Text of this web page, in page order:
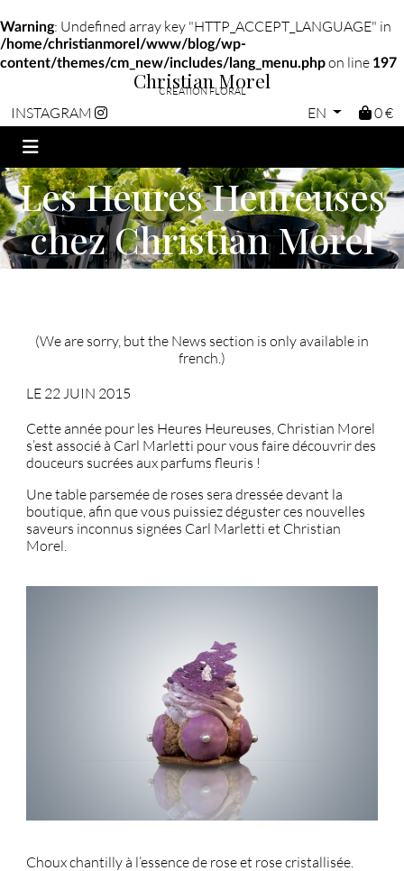
Warning: Undefined array key "HTTP_ACCEPT_LANGUAGE" in
/home/christianmorel/www/blog/wp-
content/themes/cm_new/includes/lang_menu.phpon line 197
INSTAGRAM
Christian Morel
CRÉATION FLORAL
EN 0 €
Les Heures Heureuses
chez Christian Morel
(We are sorry, but the News section is only available in
french.)
LE 22 JUIN 2015
Cette année pour les Heures Heureuses, Christian Morel
s’est associé à Carl Marletti pour vous faire découvrir des
douceurs sucrées aux parfums fleuris !
Une table parsemée de roses sera dressée devant la
boutique, afin que vous puissiez déguster ces nouvelles
saveurs inconnus signées Carl Marletti et Christian
Morel.
Choux chantilly à l’essence de rose et rose cristallisée.